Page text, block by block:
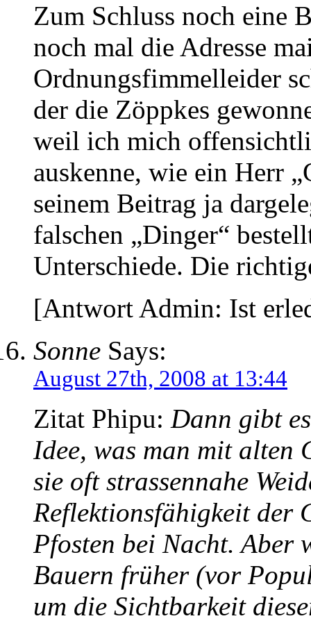
Zum Schluss noch eine
noch mal die Adresse
Ordnungsfimmelleider
der die Zöppkes
weil ich mich
auskenne, wie ein Herr
seinem Beitrag ja
falschen „Dinger“
Unterschiede. Die
[Antwort Admin: Ist
Sonne Says:
August 27th, 2008 at 13:44
Zitat Phipu: Dann gibt
Idee, was man mit alten
sie oft strassennahe
Reflektionsfähigkeit der
Pfosten bei Nacht. Aber
Bauern früher (vor
um die Sichtbarkeit